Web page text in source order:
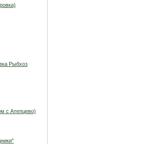
Рыбхоз
с Атепцево)